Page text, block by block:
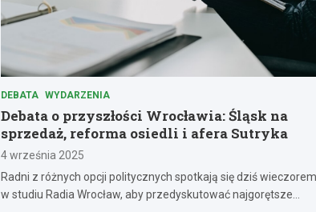
DEBATA WYDARZENIA
Debata o przyszłości Wrocławia: Śląsk na
sprzedaż, reforma osiedli i afera Sutryka
4 września 2025
Radni z różnych opcji politycznych spotkają się dziś wieczorem
w studiu Radia Wrocław, aby przedyskutować najgorętsze…